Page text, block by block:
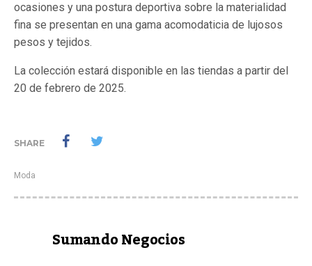
ocasiones y una postura deportiva sobre la materialidad
fina se presentan en una gama acomodaticia de lujosos
pesos y tejidos.
La colección estará disponible en las tiendas a partir del
20 de febrero de 2025.
SHARE
Moda
Sumando Negocios